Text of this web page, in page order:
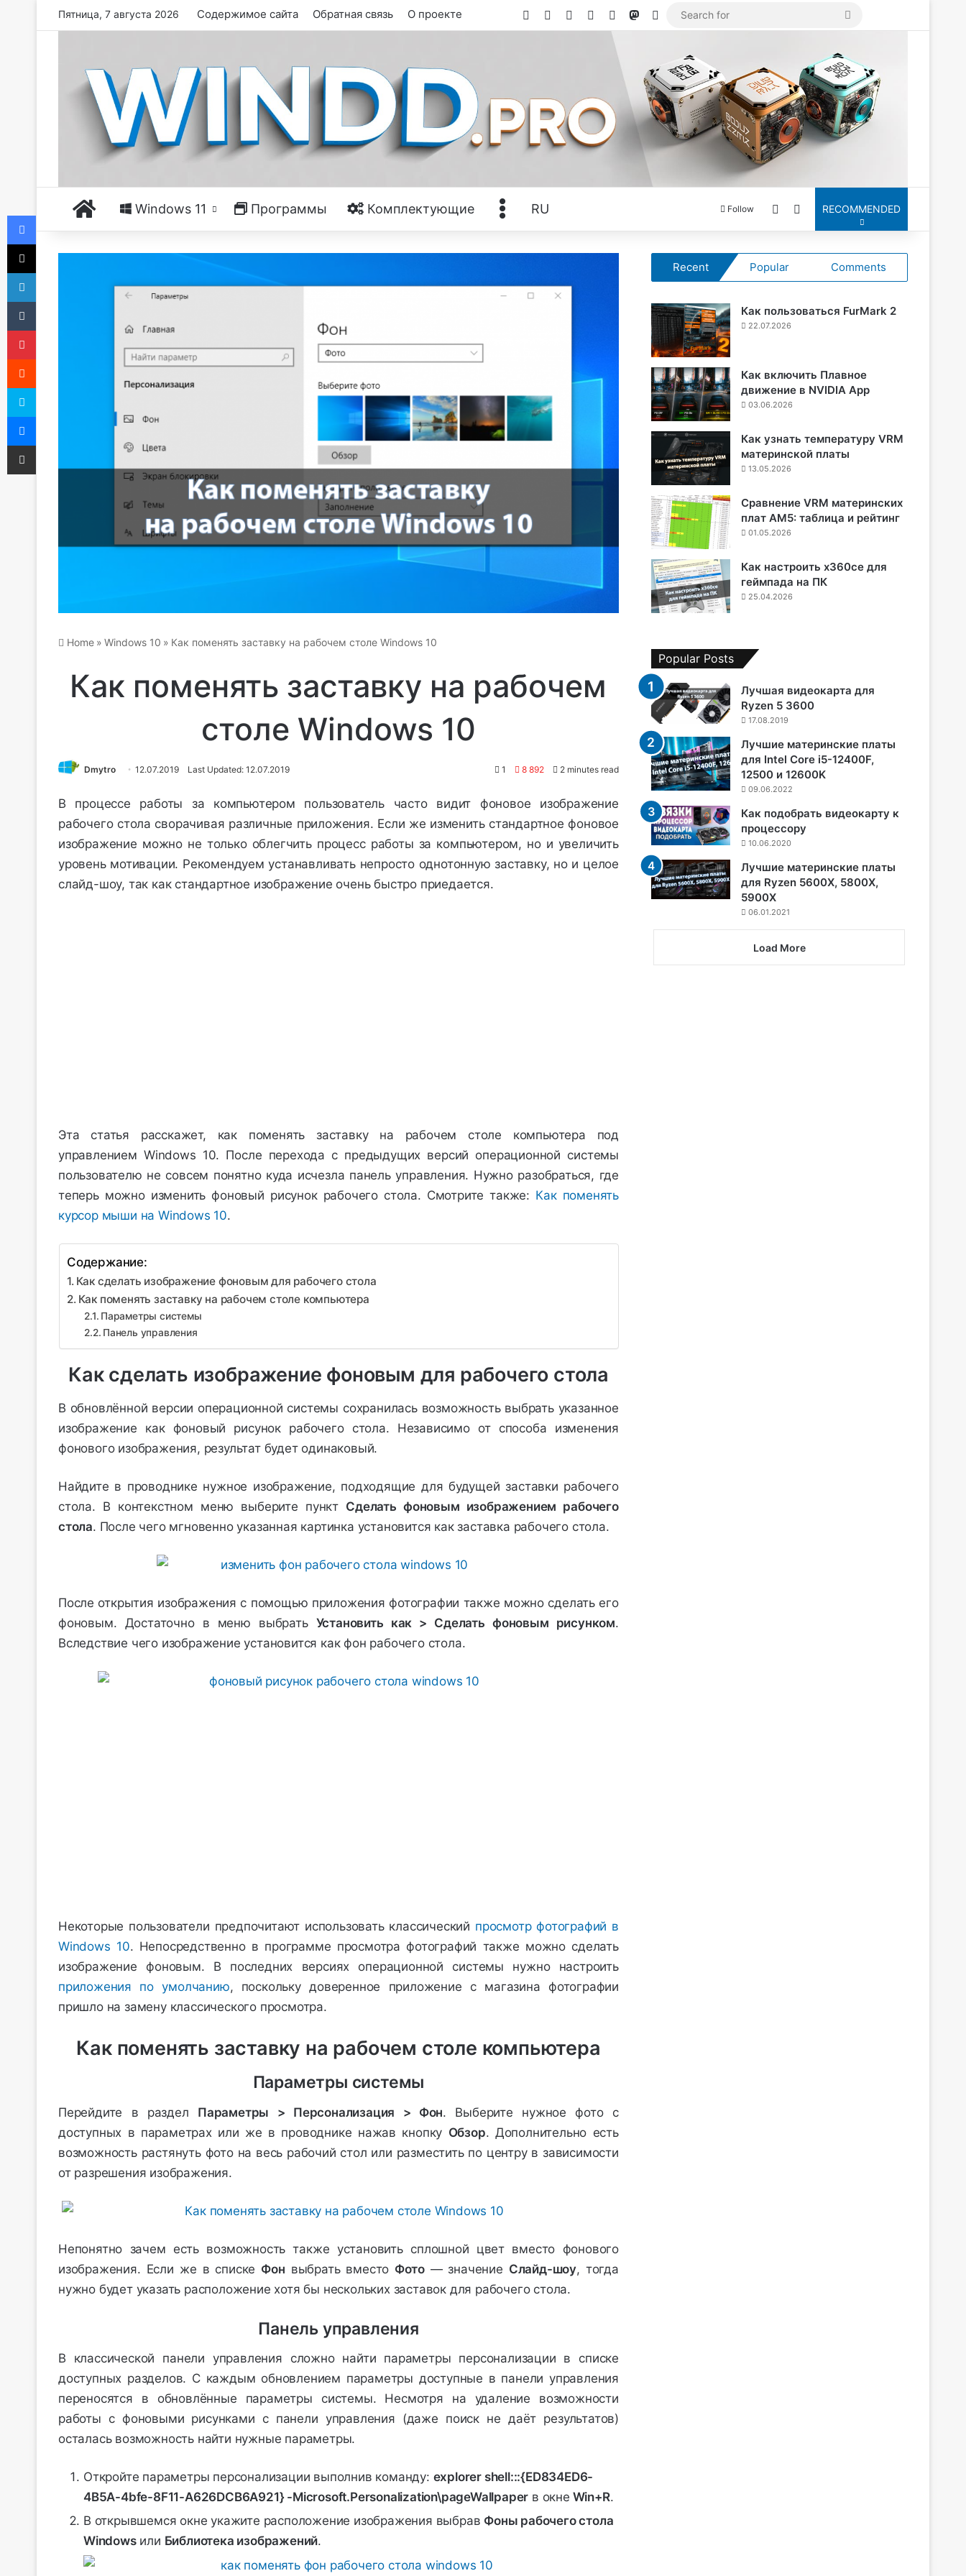
Пятница, 7 августа 2026 Содержимое сайта Обратная связь О проекте Facebook YouTubeTumblrRSSMastodon
Log In
ГлавнаяWindows 11 Программы Комплектующие ЕщёRU Follow Switch skin
Search for
RECOMMENDED
Home » Windows 10 » Как поменять заставку на рабочем столе Windows 10
Как поменять заставку на рабочем
столе Windows 10
Dmytro 12.07.2019 Last Updated: 12.07.2019 1 8 892 2 minutes read
В процессе работы за компьютером пользователь часто видит фоновое изображение
рабочего стола сворачивая различные приложения. Если же изменить стандартное фоновое
изображение можно не только облегчить процесс работы за компьютером, но и увеличить
уровень мотивации. Рекомендуем устанавливать непросто однотонную заставку, но и целое
слайд-шоу, так как стандартное изображение очень быстро приедается.
Эта статья расскажет, как поменять заставку на рабочем столе компьютера под
управлением Windows 10. После перехода с предыдущих версий операционной системы
пользователю не совсем понятно куда исчезла панель управления. Нужно разобраться, где
теперь можно изменить фоновый рисунок рабочего стола. Смотрите также: Как поменять
курсор мыши на Windows 10.
Содержание:
Как сделать изображение фоновым для рабочего стола
Как поменять заставку на рабочем столе компьютера
Параметры системы
Панель управления
Как сделать изображение фоновым для рабочего стола
В обновлённой версии операционной системы сохранилась возможность выбрать указанное
изображение как фоновый рисунок рабочего стола. Независимо от способа изменения
фонового изображения, результат будет одинаковый.
Найдите в проводнике нужное изображение, подходящие для будущей заставки рабочего
стола. В контекстном меню выберите пункт Сделать фоновым изображением рабочего
стола. После чего мгновенно указанная картинка установится как заставка рабочего стола.
После открытия изображения с помощью приложения фотографии также можно сделать его
фоновым. Достаточно в меню выбрать Установить как > Сделать фоновым рисунком.
Вследствие чего изображение установится как фон рабочего стола.
Некоторые пользователи предпочитают использовать классический просмотр фотографий в
Windows 10. Непосредственно в программе просмотра фотографий также можно сделать
изображение фоновым. В последних версиях операционной системы нужно настроить
приложения по умолчанию, поскольку доверенное приложение с магазина фотографии
пришло на замену классического просмотра.
Как поменять заставку на рабочем столе компьютера
Параметры системы
Перейдите в раздел Параметры > Персонализация > Фон. Выберите нужное фото с
доступных в параметрах или же в проводнике нажав кнопку Обзор. Дополнительно есть
возможность растянуть фото на весь рабочий стол или разместить по центру в зависимости
от разрешения изображения.
Непонятно зачем есть возможность также установить сплошной цвет вместо фонового
изображения. Если же в списке Фон выбрать вместо Фото— значение Слайд-шоу, тогда
нужно будет указать расположение хотя бы нескольких заставок для рабочего стола.
Панель управления
В классической панели управления сложно найти параметры персонализации в списке
доступных разделов. С каждым обновлением параметры доступные в панели управления
переносятся в обновлённые параметры системы. Несмотря на удаление возможности
работы с фоновыми рисунками с панели управления (даже поиск не даёт результатов)
осталась возможность найти нужные параметры.
Откройте параметры персонализации выполнив команду: explorer shell:::{ED834ED6-
4B5A-4bfe-8F11-A626DCB6A921} -Microsoft.Personalization\pageWallpaper в окне Win+R.
В открывшемся окне укажите расположение изображения выбрав Фоны рабочего стола
Windowsили Библиотека изображений.
Recent Popular Comments
Как пользоваться FurMark 2
22.07.2026
Как включить Плавное
движение в NVIDIA App
03.06.2026
Как узнать температуру VRM
материнской платы
13.05.2026
Сравнение VRM материнских
плат AM5: таблица и рейтинг
01.05.2026
Как настроить x360ce для
геймпада на ПК
25.04.2026
Popular Posts
Лучшая видеокарта для
Ryzen 5 3600
17.08.2019
Лучшие материнские платы
для Intel Core i5-12400F,
12500 и 12600K
09.06.2022
Как подобрать видеокарту к
процессору
10.06.2020
Лучшие материнские платы
для Ryzen 5600X, 5800X,
5900X
06.01.2021
Load More
Facebook
X
LinkedIn
Tumblr
Pinterest
Reddit
Skype
Messenger
Share via Email